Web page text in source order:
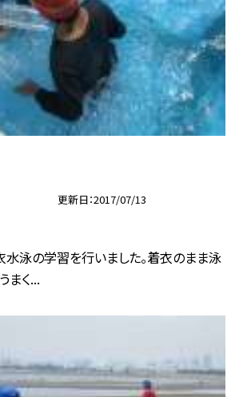
更新日 2017/07/13
水泳の学習を行いました。着衣のまま泳
まく...